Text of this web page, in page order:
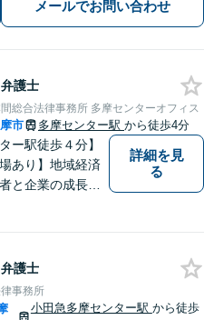
【明瞭な料金体系】【休日・夜間
メールでお問い合わせ
弁護士
総合法律事務所 多摩センターオフィス
市 多摩センター駅 から徒歩4分
ー駅徒歩４分】
場あり】地域経済
と企業の成長を
成年後見、不動
法律問題に対応
、お気軽にご相談
詳細を見
る
弁護士
事務所
小田急多摩センター駅 から徒歩